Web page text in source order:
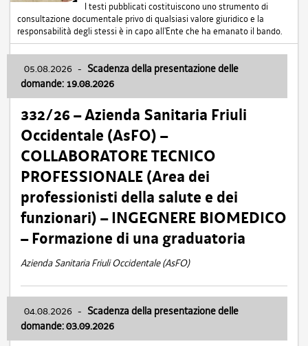
I testi pubblicati costituiscono uno strumento di
consultazione documentale privo di qualsiasi valore giuridico e la
responsabilità degli stessi è in capo all'Ente che ha emanato il bando.
05.08.2026 - Scadenza della presentazione delle
domande: 19.08.2026
332/26 – Azienda Sanitaria Friuli
Occidentale (AsFO) –
COLLABORATORE TECNICO
PROFESSIONALE (Area dei
professionisti della salute e dei
funzionari) – INGEGNERE BIOMEDICO
– Formazione di una graduatoria
Azienda Sanitaria Friuli Occidentale (AsFO)
04.08.2026 - Scadenza della presentazione delle
domande: 03.09.2026